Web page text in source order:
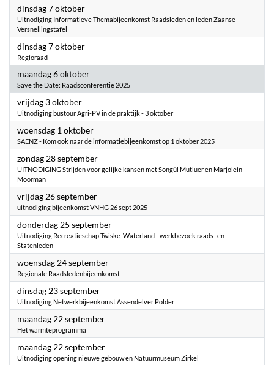
dinsdag 7 oktober2025
Uitnodiging Informatieve Themabijeenkomst Raadsleden en leden Zaanse
Versnellingstafel
dinsdag 7 oktober2025
Regioraad
maandag 6 oktober2025
Save the Date: Raadsconferentie 2025
vrijdag 3 oktober2025
Uitnodiging bustour Agri-PV in de praktijk - 3 oktober
woensdag 1 oktober2025
SAENZ - Kom ook naar de informatiebijeenkomst op 1 oktober 2025
zondag 28 september2025
UITNODIGING Strijden voor gelijke kansen met Songül Mutluer en Marjolein
Moorman
vrijdag 26 september2025
uitnodiging bijeenkomst VNHG 26 sept 2025
donderdag 25 september2025
Uitnodiging Recreatieschap Twiske-Waterland - werkbezoek raads- en
Statenleden
woensdag 24 september2025
Regionale Raadsledenbijeenkomst
dinsdag 23 september2025
Uitnodiging Netwerkbijeenkomst Assendelver Polder
maandag 22 september2025
Het warmteprogramma
maandag 22 september2025
Uitnodiging opening nieuwe gebouw en Natuurmuseum Zirkel